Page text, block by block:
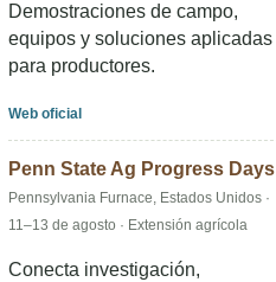
Demostraciones de campo,
equipos y soluciones aplicadas
para productores.
Web oficial
Penn State Ag Progress Days
Pennsylvania Furnace, Estados Unidos ·
11–13 de agosto · Extensión agrícola
Conecta investigación,